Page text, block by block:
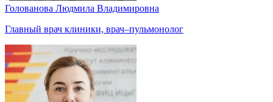
Голованова Людмила Владимировна
Главный врач клиники, врач–пульмонолог